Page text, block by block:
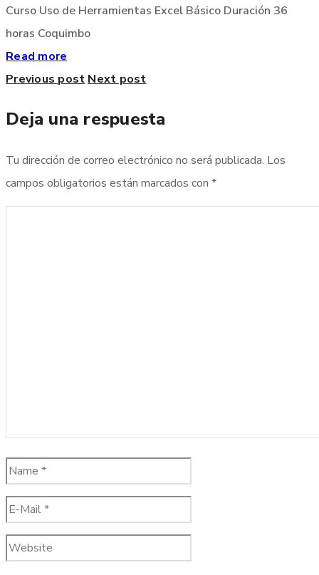
Curso Uso de Herramientas Excel Básico Duración 36
horas Coquimbo
Read more
Previous post Next post
Deja una respuesta
Tu dirección de correo electrónico no será publicada. Los
campos obligatorios están marcados con *